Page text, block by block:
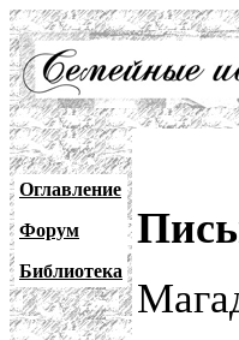
Оглавление
Форум
Библиотека